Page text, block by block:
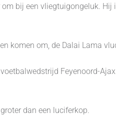
om bij een vliegtuigongeluk.
komen om, de Dalai Lama
Feyenoord-
dan een luciferkop.